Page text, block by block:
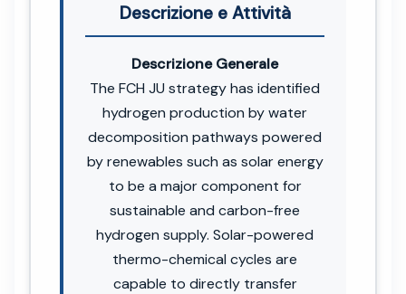
Descrizione e Attività
Descrizione Generale
The FCH JU strategy has identified
hydrogen production by water
decomposition pathways powered
by renewables such as solar energy
to be a major component for
sustainable and carbon-free
hydrogen supply. Solar-powered
thermo-chemical cycles are
capable to directly transfer